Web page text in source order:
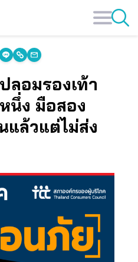
ลอมรองเท้า
นึ่ง มือสอง
แล้วแต่ไม่ส่ง